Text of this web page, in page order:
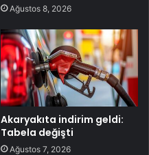
Ağustos 8, 2026
Akaryakıta indirim geldi:
Tabela değişti
Ağustos 7, 2026